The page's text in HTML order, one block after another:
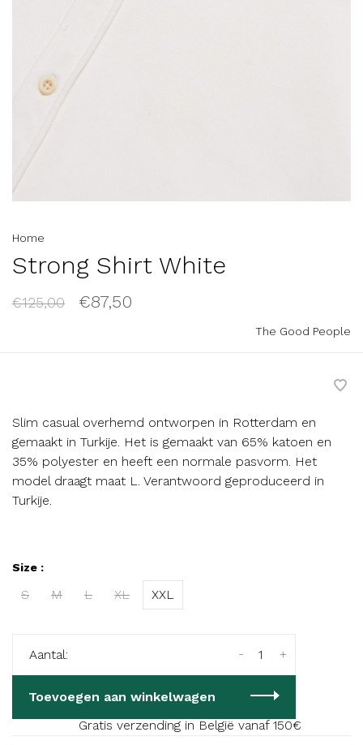
Home
Strong Shirt White
€125,00 €87,50
The Good People
Slim casual overhemd ontworpen in Rotterdam en
gemaakt in Turkije. Het is gemaakt van 65% katoen en
35% polyester en heeft een normale pasvorm. Het
model draagt maat L. Verantwoord geproduceerd in
Turkije.
Size :
S M L XL XXL
Aantal: +
-
Toevoegen aan winkelwagen
Gratis verzending in België vanaf 150€